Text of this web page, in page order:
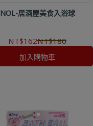
NOL-居酒屋美食入浴球
NT$162NT$180
加入購物車